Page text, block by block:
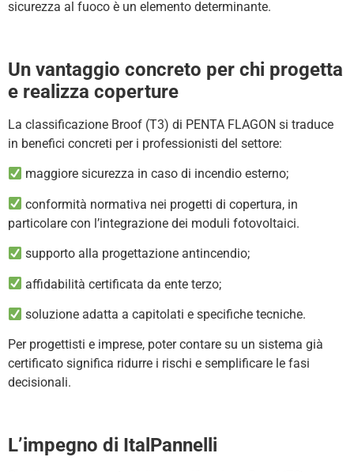
sicurezza al fuoco è un elemento determinante.
Un vantaggio concreto per chi progetta
e realizza coperture
La classificazione Broof (T3) di PENTA FLAGON si traduce
in benefici concreti per i professionisti del settore:
maggiore sicurezza in caso di incendio esterno;
conformità normativa nei progetti di copertura, in
particolare con l’integrazione dei moduli fotovoltaici.
supporto alla progettazione antincendio;
affidabilità certificata da ente terzo;
soluzione adatta a capitolati e specifiche tecniche.
Per progettisti e imprese, poter contare su un sistema già
certificato significa ridurre i rischi e semplificare le fasi
decisionali.
L’impegno di ItalPannelli